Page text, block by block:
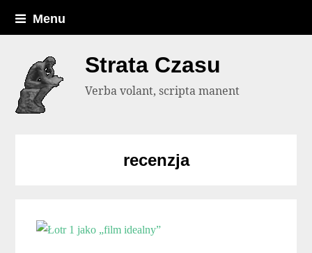
Menu
Strata Czasu
Verba volant, scripta manent
recenzja